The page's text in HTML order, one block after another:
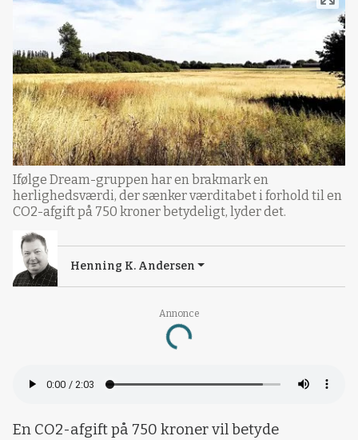
Annonce
Loading...
Ifølge Dream-gruppen har en brakmark en
herlighedsværdi, der sænker værditabet i forhold til en
CO2-afgift på 750 kroner betydeligt, lyder det.
Henning K. Andersen
En CO2-afgift på 750 kroner vil betyde